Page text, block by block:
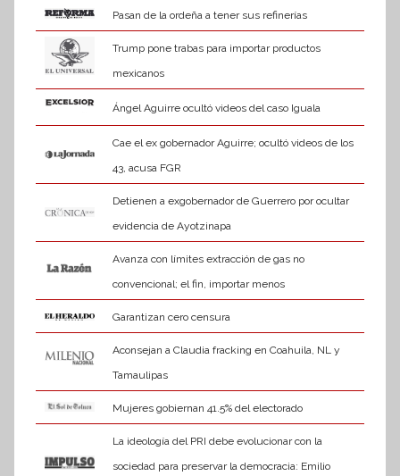
a
Pasan de la ordeña a tener sus refinerías
Trump pone trabas para importar productos
mexicanos
Ángel Aguirre ocultó videos del caso Iguala
Cae el ex gobernador Aguirre; ocultó videos de los
43, acusa FGR
Detienen a exgobernador de Guerrero por ocultar
evidencia de Ayotzinapa
Avanza con límites extracción de gas no
convencional; el fin, importar menos
Garantizan cero censura
Aconsejan a Claudia fracking en Coahuila, NL y
Tamaulipas
Mujeres gobiernan 41.5% del electorado
La ideología del PRI debe evolucionar con la
sociedad para preservar la democracia: Emilio